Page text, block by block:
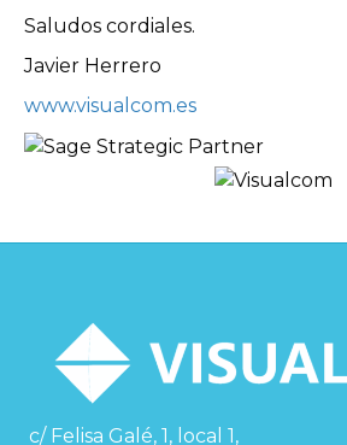
Saludos cordiales.
Javier Herrero
www.visualcom.es
c/ Felisa Galé, 1, local 1,